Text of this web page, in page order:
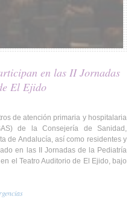
en las II Jornadas
El Ejido
de atención primaria y hospitalaria
de la Consejería de Sanidad,
de Andalucía, así como residentes y
en las II Jornadas de la Pediatría
el Teatro Auditorio de El Ejido, bajo